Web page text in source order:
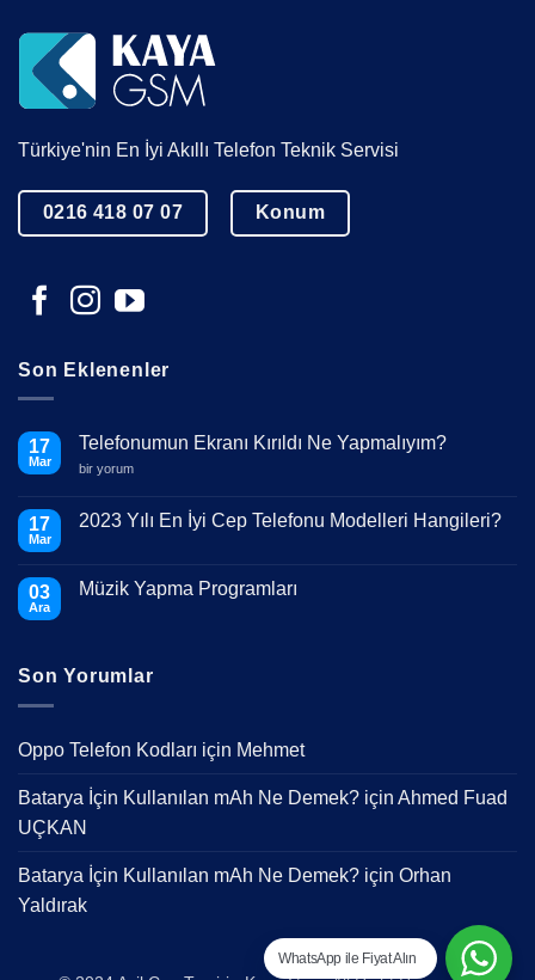
Türkiye'nin En İyi Akıllı Telefon Teknik Servisi
0216 418 07 07 Konum
Son Eklenenler
17
Mar
Telefonumun Ekranı Kırıldı Ne Yapmalıyım?
Telefonumun
Ne
Yapmalıyım?
bir yorum
17
Mar
2023 Yılı En İyi Cep Telefonu Modelleri Hangileri?
Yılı
Modelleri
Hangileri?
03
Ara
Müzik Yapma Programları
Programları
Son Yorumlar
Oppo Telefon Kodları için Mehmet
Batarya İçin Kullanılan mAh Ne Demek? için Ahmed Fuad
UÇKAN
Batarya İçin Kullanılan mAh Ne Demek? için Orhan
Yaldırak
WhatsApp ile Fiyat Alın